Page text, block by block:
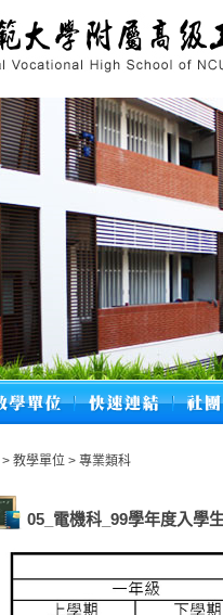
> 教學單位 > 專業類科
05_電機科_99學年度入學